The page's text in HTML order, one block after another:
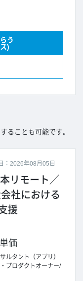
う
)
ることも可能です。
：2026年08月05日
リモート／
社における
援
価
ルタント（アプリ）
プロダクトオーナー/